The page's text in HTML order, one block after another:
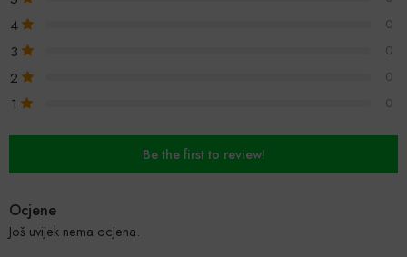
4 0
3 0
2 0
1 0
Be the first to review!
Ocjene
Još uvijek nema ocjena.